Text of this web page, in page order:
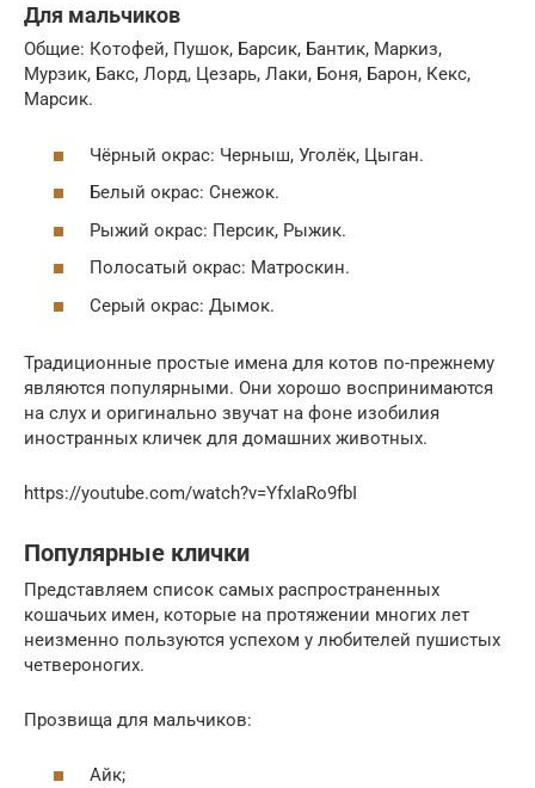
Для мальчиков
Общие: Котофей, Пушок, Барсик, Бантик, Маркиз,
Мурзик, Бакс, Лорд, Цезарь, Лаки, Боня, Барон, Кекс,
Марсик.
Чёрный окрас: Черныш, Уголёк, Цыган.
Белый окрас: Снежок.
Рыжий окрас: Персик, Рыжик.
Полосатый окрас: Матроскин.
Серый окрас: Дымок.
Традиционные простые имена для котов по-прежнему
являются популярными. Они хорошо воспринимаются
на слух и оригинально звучат на фоне изобилия
иностранных кличек для домашних животных.
https://youtube.com/watch?v=YfxIaRo9fbI
Популярные клички
Представляем список самых распространенных
кошачьих имен, которые на протяжении многих лет
неизменно пользуются успехом у любителей пушистых
четвероногих.
Прозвища для мальчиков:
Айк;